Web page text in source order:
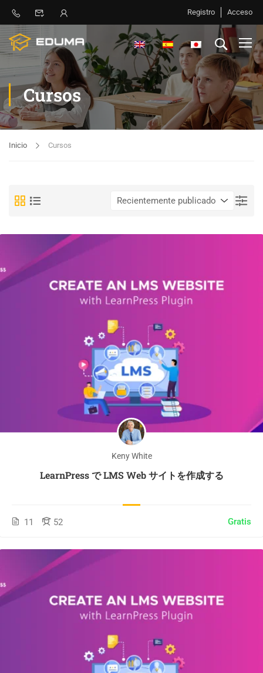
Registro Acceso
Cursos
Inicio Cursos
Keny White
LearnPress で LMS Web サイトを作成する
11 52 Gratis